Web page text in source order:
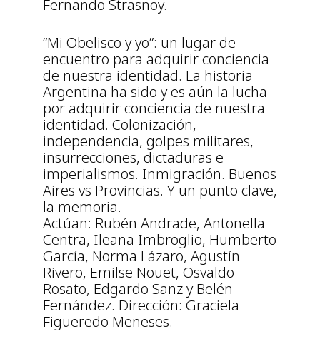
Fernando Strasnoy.
“Mi Obelisco y yo”: un lugar de
encuentro para adquirir conciencia
de nuestra identidad. La historia
Argentina ha sido y es aún la lucha
por adquirir conciencia de nuestra
identidad. Colonización,
independencia, golpes militares,
insurrecciones, dictaduras e
imperialismos. Inmigración. Buenos
Aires vs Provincias. Y un punto clave,
la memoria.
Actúan: Rubén Andrade, Antonella
Centra, Ileana Imbroglio, Humberto
García, Norma Lázaro, Agustín
Rivero, Emilse Nouet, Osvaldo
Rosato, Edgardo Sanz y Belén
Fernández. Dirección: Graciela
Figueredo Meneses.